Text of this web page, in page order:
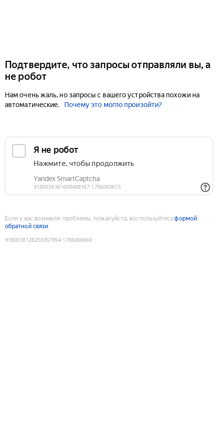
Подтвердите, что запросы отправляли вы, а
не робот
Нам очень жаль, но запросы с вашего устройства похожи на
автоматические.
Почему это могло произойти?
Если у вас возникли проблемы, пожалуйста, воспользуйтесьформой
обратной связи
9180038126258357954:1786060669